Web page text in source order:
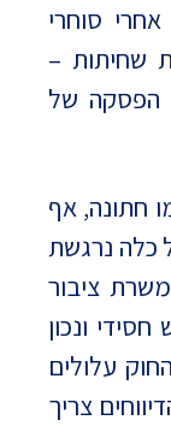
סוחרי
שחיתות –
הפסקה של
חתונה, אף
כלה נרגשת
ציבור
ונכון
עלולים
צריך